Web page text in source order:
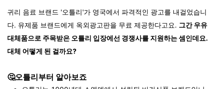
귀리 음료 브랜드 '오틀리'가 영국에서 파격적인 광고를 내걸었습니
다. 유제품 브랜드에게 옥외광고판을 무료 제공한다고요. 그간 우유
대체품으로 주목받은 오틀리 입장에선 경쟁사를 지원하는 셈인데요.
대체 어떻게 된 걸까요?
🤔오틀리부터 알아보죠